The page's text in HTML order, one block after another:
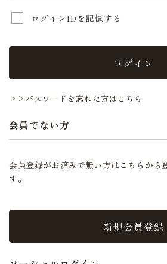
ログインIDを記憶する
ログイン
>>パスワードを忘れた方はこちら
会員でない方
会員登録がお済みで無い方はこちらから
す。
新規会員登録